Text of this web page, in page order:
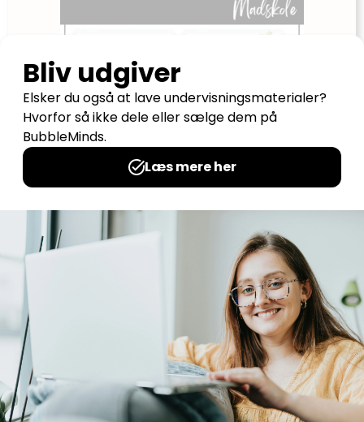
Skemabrik: Madskole
Udgives af: LærerNemt